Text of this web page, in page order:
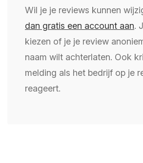
Wil je je reviews kunnen
dan gratis een account aan.
kiezen of je je review
naam wilt achterlaten. Ook
melding als het bedrijf op je
reageert.